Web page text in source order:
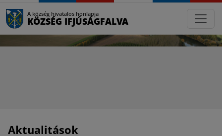
A község hivatalos honlapja
KÖZSÉG IFJÚSÁGFALVA
Aktualitások